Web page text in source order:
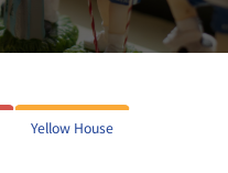
Yellow House